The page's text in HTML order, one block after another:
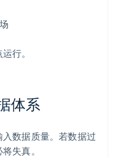
行。
体系
数据质量。若数据过
失真。